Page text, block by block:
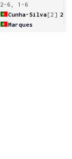
2-6, 1-6
Cunha-Silva[2] 2
Marques